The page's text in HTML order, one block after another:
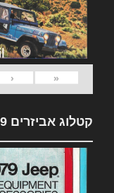
«
‹
קטלוג אביזרים 1979 Jeep